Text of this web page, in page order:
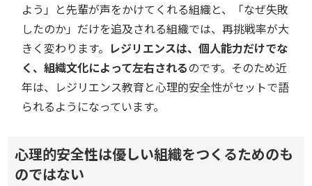
よう」と先輩が声をかけてくれる組織と、「なぜ失敗
したのか」だけを追及される組織では、再挑戦率が大
きく変わります。 レジリエンスは、個人能力だけでな
く、組織文化によって左右されるのです。そのため近
年は、レジリエンス教育と心理的安全性がセットで語
られるようになっています。
心理的安全性は優しい組織をつくるためのも
のではない